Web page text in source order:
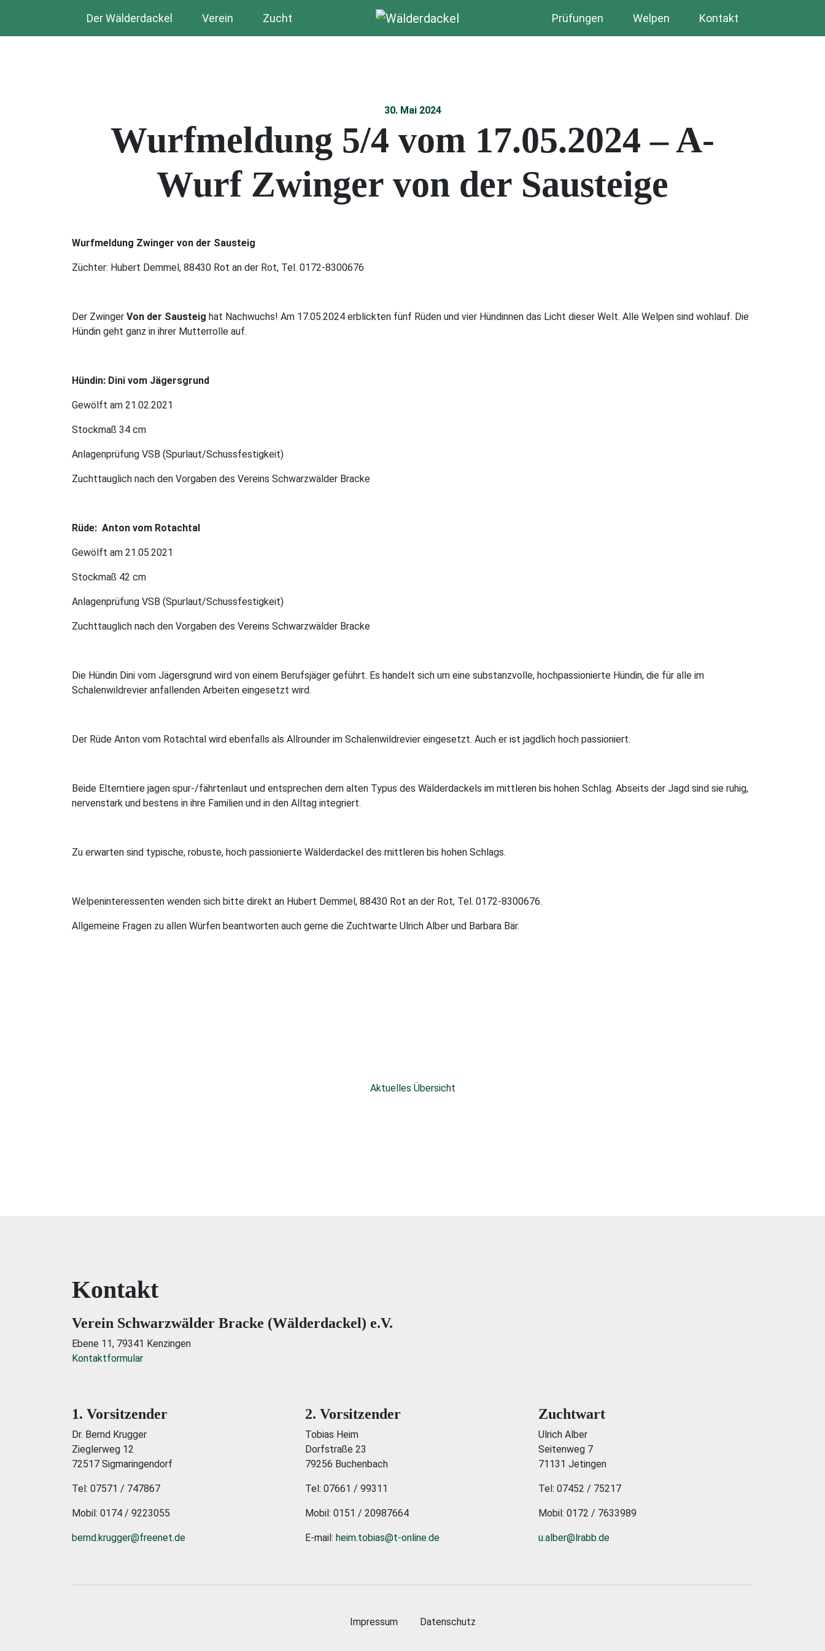
Der Wälderdackel Verein Zucht Prüfungen Welpen Kontakt
30. Mai 2024
Wurfmeldung 5/4 vom 17.05.2024 – A-
Wurf Zwinger von der Sausteige
Wurfmeldung Zwinger von der Sausteig
Züchter: Hubert Demmel, 88430 Rot an der Rot, Tel. 0172-8300676
Der Zwinger Von der Sausteig hat Nachwuchs! Am 17.05.2024 erblickten fünf Rüden und vier Hündinnen das Licht dieser Welt. Alle Welpen sind wohlauf. Die
Hündin geht ganz in ihrer Mutterrolle auf.
Hündin: Dini vom Jägersgrund
Gewölft am 21.02.2021
Stockmaß 34 cm
Anlagenprüfung VSB (Spurlaut/Schussfestigkeit)
Zuchttauglich nach den Vorgaben des Vereins Schwarzwälder Bracke
Rüde: Anton vom Rotachtal
Gewölft am 21.05.2021
Stockmaß 42 cm
Anlagenprüfung VSB (Spurlaut/Schussfestigkeit)
Zuchttauglich nach den Vorgaben des Vereins Schwarzwälder Bracke
Die Hündin Dini vom Jägersgrund wird von einem Berufsjäger geführt. Es handelt sich um eine substanzvolle, hochpassionierte Hündin, die für alle im
Schalenwildrevier anfallenden Arbeiten eingesetzt wird.
Der Rüde Anton vom Rotachtal wird ebenfalls als Allrounder im Schalenwildrevier eingesetzt. Auch er ist jagdlich hoch passioniert.
Beide Elterntiere jagen spur-/fährtenlaut und entsprechen dem alten Typus des Wälderdackels im mittleren bis hohen Schlag. Abseits der Jagd sind sie ruhig,
nervenstark und bestens in ihre Familien und in den Alltag integriert.
Zu erwarten sind typische, robuste, hoch passionierte Wälderdackel des mittleren bis hohen Schlags.
Welpeninteressenten wenden sich bitte direkt an Hubert Demmel, 88430 Rot an der Rot, Tel. 0172-8300676.
Allgemeine Fragen zu allen Würfen beantworten auch gerne die Zuchtwarte Ulrich Alber und Barbara Bär.
Aktuelles Übersicht
Kontakt
Verein Schwarzwälder Bracke (Wälderdackel) e.V.
Ebene 11, 79341 Kenzingen
Kontaktformular
1. Vorsitzender
Dr. Bernd Krugger
Zieglerweg 12
72517 Sigmaringendorf
Tel: 07571 / 747867
Mobil: 0174 / 9223055
bernd.krugger@freenet.de
2. Vorsitzender
Tobias Heim
Dorfstraße 23
79256 Buchenbach
Tel: 07661 / 99311
Mobil: 0151 / 20987664
E-mail: heim.tobias@t-online.de
Zuchtwart
Ulrich Alber
Seitenweg 7
71131 Jetingen
Tel: 07452 / 75217
Mobil: 0172 / 7633989
u.alber@lrabb.de
Impressum Datenschutz